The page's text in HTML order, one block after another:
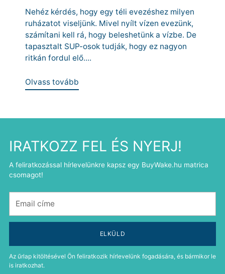
Nehéz kérdés, hogy egy téli evezéshez milyen
ruházatot viseljünk. Mivel nyílt vízen evezünk,
számítani kell rá, hogy beleshetünk a vízbe. De
tapasztalt SUP-osok tudják, hogy ez nagyon
ritkán fordul elő....
Olvass tovább
IRATKOZZ FEL ÉS NYERJ!
A feliratkozással hírlevelünkre kapsz egy BuyWake.hu matrica
csomagot!
címe
ELKÜLD
Az űrlap kitöltésével Ön feliratkozik hírlevelünk fogadására, és bármikor le
is iratkozhat.